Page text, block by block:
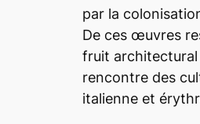
par la
De ces œuvres
fruit architectural
rencontre des
italienne et